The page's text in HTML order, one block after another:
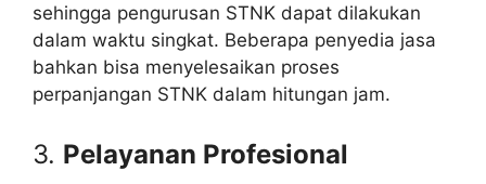
sehingga pengurusan STNK dapat dilakukan
dalam waktu singkat. Beberapa penyedia jasa
bahkan bisa menyelesaikan proses
perpanjangan STNK dalam hitungan jam.
3. Pelayanan Profesional